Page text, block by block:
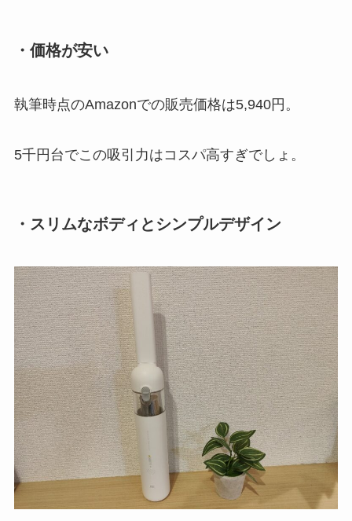
・価格が安い
執筆時点のAmazonでの販売価格は5,940円。
5千円台でこの吸引力はコスパ高すぎでしょ。
・スリムなボディとシンプルデザイン